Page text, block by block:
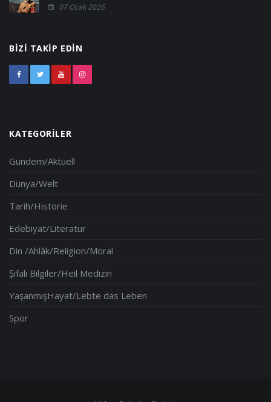
07 Ocak 2026
BIZI TAKIP EDIN
KATEGORILER
Gündem/Aktuell
Dünya/Welt
Tarih/Historie
Edebiyat/Literatur
Din /Ahlâk/Religion/Moral
Şifalı Bilgiler/Heil Medizin
YaşanmışHayat/Lebte das Leben
Spor